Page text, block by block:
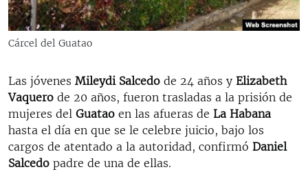
ESPECIALES
LA REALIDAD DE LA VIVIENDA EN CUBA
KENTU-CUBANO
LOS SANTOS DE HIALEAH
DESINFORMACIÓN RUSA EN AMÉRICA LATINA
LA INVASIÓN DE RUSIA A UCRANIA
MULTIMEDIA
EDITORIALES
Cárcel del Guatao
Las jóvenes Mileydi Salcedo de 24 años y Elizabeth
Vaquero de 20 años, fueron trasladas a la prisión de
mujeres del Guatao en las afueras de La Habana
hasta el día en que se le celebre juicio, bajo los
cargos de atentado a la autoridad, confirmó Daniel
Salcedo padre de una de ellas.